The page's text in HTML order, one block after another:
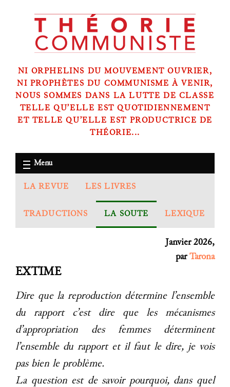
NI ORPHELINS DU MOUVEMENT OUVRIER,
NI PROPHÈTES DU COMMUNISME À VENIR,
NOUS SOMMES DANS LA LUTTE DE CLASSE
TELLE QU’ELLE EST QUOTIDIENNEMENT
ET TELLE QU’ELLE EST PRODUCTRICE DE
THÉORIE...
Menu
LA REVUE LES LIVRES
TRADUCTIONS LA SOUTE LEXIQUE
Janvier 2026,
parTarona
EXTIME
Dire que la reproduction détermine l’ensemble
du rapport c’est dire que les mécanismes
d’appropriation des femmes déterminent
l’ensemble du rapport et il faut le dire, je vois
pas bien le problème.
La question est de savoir pourquoi, dans quel